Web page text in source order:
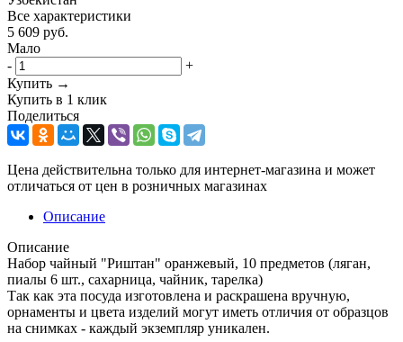
Все характеристики
5 609 руб.
Мало
-
+
Купить →
Купить в 1 клик
Поделиться
Цена действительна только для интернет-магазина и может
отличаться от цен в розничных магазинах
Описание
Описание
Набор чайный "Риштан" оранжевый, 10 предметов (ляган,
пиалы 6 шт., сахарница, чайник, тарелка)
Так как эта посуда изготовлена и раскрашена вручную,
орнаменты и цвета изделий могут иметь отличия от образцов
на снимках - каждый экземпляр уникален.